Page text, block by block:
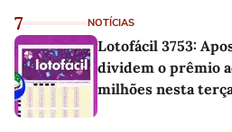
7 NOTÍCIAS
Lotofácil 3753:
dividem o prêmio
milhões nesta